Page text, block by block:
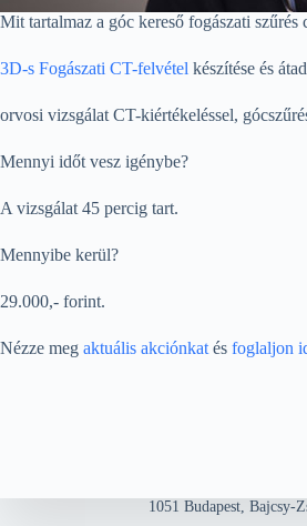
Mit tartalmaz a góc kereső fogászati szűrés
3D-s Fogászati CT-felvétel készítése és
orvosi vizsgálat CT-kiértékeléssel,
Mennyi időt vesz igénybe?
A vizsgálat 45 percig tart.
Mennyibe kerül?
29.000,- forint.
Nézze meg aktuális akciónkatés foglaljon
1051 Budapest, Bajcsy-